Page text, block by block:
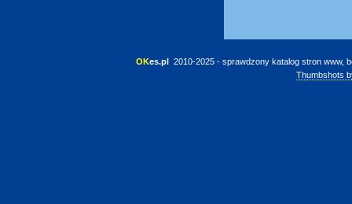
OKes.pl 2010-2025 - sprawdzony katalog stron www,
Thumbshots